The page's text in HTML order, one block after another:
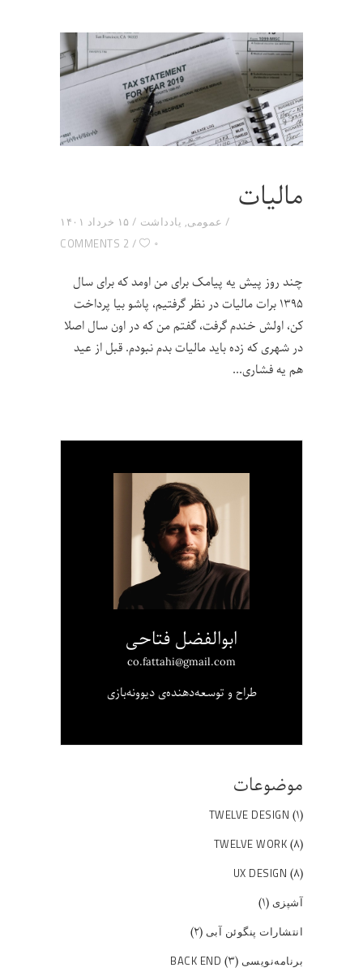
مالیات
۱۵ خرداد ۱۴۰۱ عمومی, یادداشت
2 COMMENTS
۰
چند روز پیش یه پیامک برای من اومد که برای سال
۱۳۹۵ برات مالیات در نظر گرفتیم، پاشو بیا پرداخت
کن، اولش خندم گرفت، گفتم من که در اون سال اصلا
در شهری که زده باید مالیات بدم نبودم. قبل از عید
هم یه فشاری
ابوالفضل فتاحی
co.fattahi@gmail.com
طراح و توسعه‌دهنده‌ی دیوونه‌بازی
موضوعات
TWELVE DESIGN (۱)
TWELVE WORK (۸)
UX DESIGN (۸)
آشپزی (۱)
انتشارات پنگوئن آبی (۲)
برنامه‌نویسی BACK END (۳)